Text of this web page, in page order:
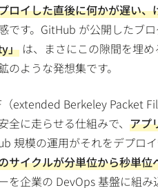
ロイした直後に何かが遅い、
です。GitHub が公開したブ
」 は、まさにこの隙間を埋
のような発想集です。
（extended Berkeley Packet
全に走らせる仕組みで、 アプ
規模の運用がそれをデプロ
サイクルが分単位から秒単位
を企業の DevOps 基盤に組み